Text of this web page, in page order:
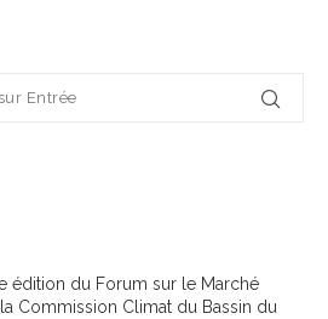
édition du Forum sur le Marché
Commission Climat du Bassin du